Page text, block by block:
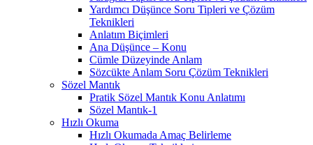
Yardımcı Düşünce Soru Tipleri ve Çözüm
Teknikleri
Anlatım Biçimleri
Ana Düşünce – Konu
Cümle Düzeyinde Anlam
Sözcükte Anlam Soru Çözüm Teknikleri
Sözel Mantık
Pratik Sözel Mantık Konu Anlatımı
Sözel Mantık-1
Hızlı Okuma
Hızlı Okumada Amaç Belirleme